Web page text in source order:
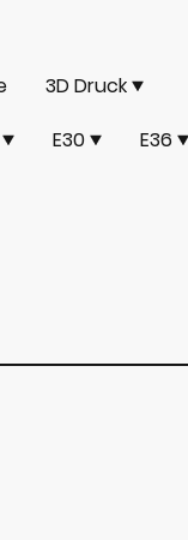
3D Druck
E30
E36